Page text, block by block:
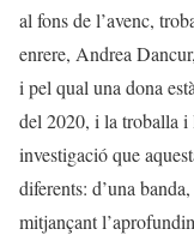
al fons de l’avenc,
enrere, Andrea
i pel qual una dona
del 2020, i la troballa i
investigació que
diferents: d’una
mitjançant